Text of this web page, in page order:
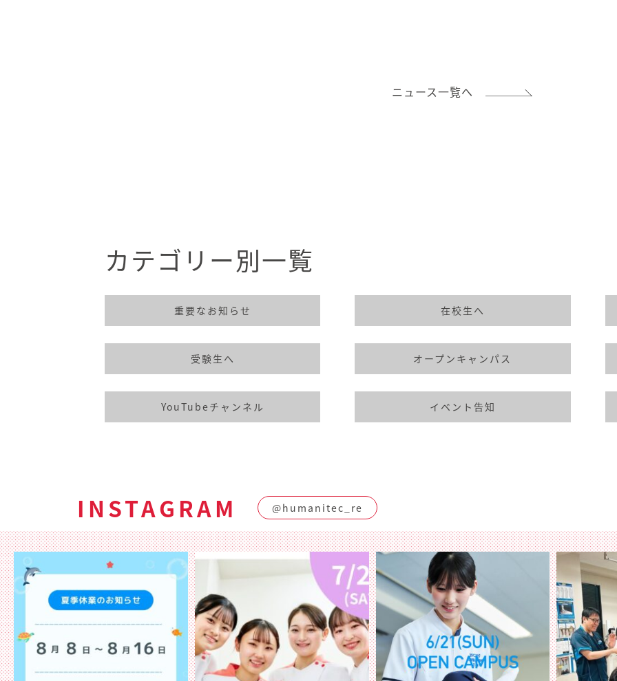
ニュース一覧へ
カテゴリー別一覧
重要なお知らせ 在校生へ
受験生へ オープンキャンパス
YouTubeチャンネル イベント告知
INSTAGRAM @humanitec_re